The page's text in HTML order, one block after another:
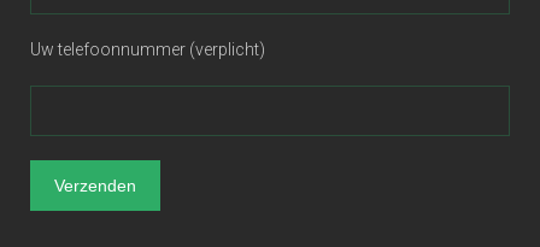
Uw telefoonnummer (verplicht)